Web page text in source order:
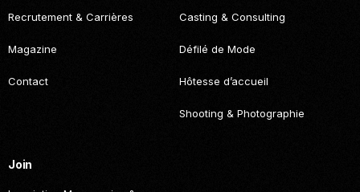
Recrutement & Carrières
Magazine
Contact
Casting & Consulting
Défilé de Mode
Hôtesse d’accueil
Shooting & Photographie
Join